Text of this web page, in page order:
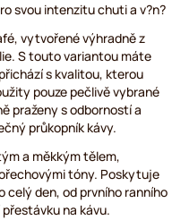
svou intenzitu chuti a v?n?
vytvořené výhradně z
S touto variantou máte
s kvalitou, kterou
pouze pečlivě vybrané
praženy s odborností a
průkopník kávy.
a měkkým tělem,
tóny. Poskytuje
den, od prvního ranního
na kávu.